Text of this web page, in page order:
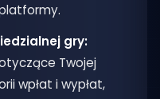
gry:
Twojej
wpłat i wypłat,